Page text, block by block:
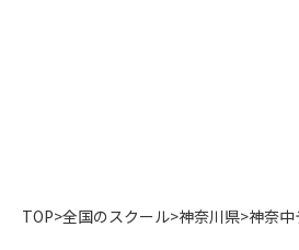
TOP>全国のスクール>神奈川県>神奈